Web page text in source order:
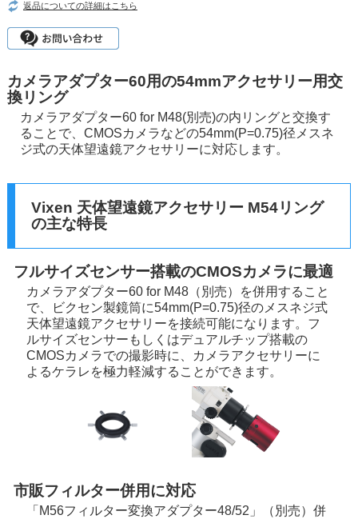
返品についての詳細はこちら
カメラアダプター60用の54mmアクセサリー用交
換リング
カメラアダプター60 for M48(別売)の内リングと交換す
ることで、CMOSカメラなどの54mm(P=0.75)径メスネ
ジ式の天体望遠鏡アクセサリーに対応します。
Vixen 天体望遠鏡アクセサリー M54リング
の主な特長
フルサイズセンサー搭載のCMOSカメラに最適
カメラアダプター60 for M48（別売）を併用すること
で、ビクセン製鏡筒に54mm(P=0.75)径のメスネジ式
天体望遠鏡アクセサリーを接続可能になります。フ
ルサイズセンサーもしくはデュアルチップ搭載の
CMOSカメラでの撮影時に、カメラアクセサリーに
よるケラレを極力軽減することができます。
市販フィルター併用に対応
「M56フィルター変換アダプター48/52」（別売）併